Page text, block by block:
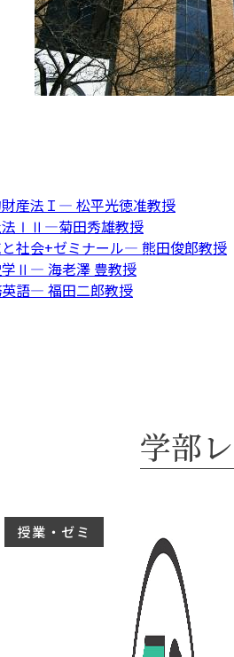
産法Ｉ― 松平光徳准教授
法ⅠⅡ―菊田秀雄教授
社会+ゼミナール― 熊田俊郎教授
学Ⅱ― 海老澤 豊教授
語― 福田二郎教授
学部
授業・ゼミ